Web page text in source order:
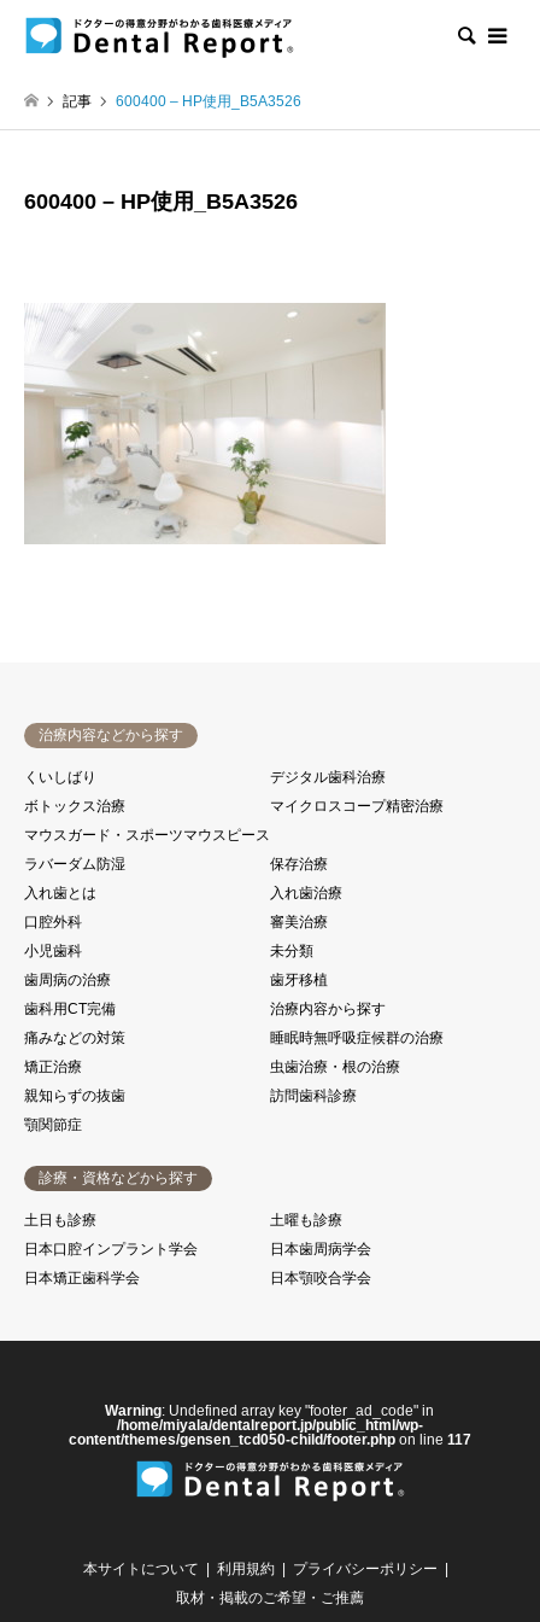
検索
記事 600400 – HP使用_B5A3526
600400 – HP使用_B5A3526
治療内容などから探す
くいしばり
デジタル歯科治療
ボトックス治療
マイクロスコープ精密治療
マウスガード・スポーツマウスピース
ラバーダム防湿
保存治療
入れ歯とは
入れ歯治療
口腔外科
審美治療
小児歯科
未分類
歯周病の治療
歯牙移植
歯科用CT完備
治療内容から探す
痛みなどの対策
睡眠時無呼吸症候群の治療
矯正治療
虫歯治療・根の治療
親知らずの抜歯
訪問歯科診療
顎関節症
診療・資格などから探す
土日も診療
土曜も診療
日本口腔インプラント学会
日本歯周病学会
日本矯正歯科学会
日本顎咬合学会
Warning: Undefined array key "footer_ad_code" in
/home/miyala/dentalreport.jp/public_html/wp-
content/themes/gensen_tcd050-child/footer.php on line 117
本サイトについて 利用規約
プライバシーポリシー
取材・掲載のご希望・ご推薦